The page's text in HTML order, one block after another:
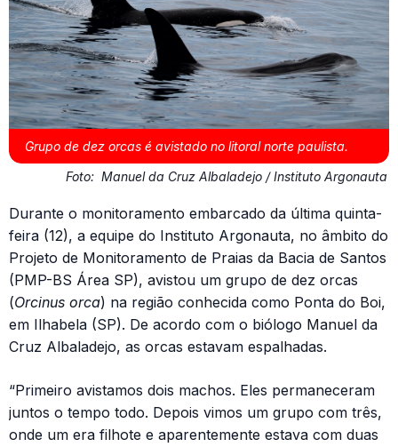
Grupo de dez orcas é avistado no litoral norte paulista.
Foto: Manuel da Cruz Albaladejo / Instituto Argonauta
Durante o monitoramento embarcado da última quinta-
feira (12), a equipe do Instituto Argonauta, no âmbito do
Projeto de Monitoramento de Praias da Bacia de Santos
(PMP-BS Área SP), avistou um grupo de dez orcas
(Orcinus orca) na região conhecida como Ponta do Boi,
em Ilhabela (SP). De acordo com o biólogo Manuel da
Cruz Albaladejo, as orcas estavam espalhadas.
“Primeiro avistamos dois machos. Eles permaneceram
juntos o tempo todo. Depois vimos um grupo com três,
onde um era filhote e aparentemente estava com duas